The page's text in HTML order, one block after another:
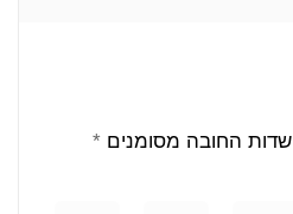
שדות החובה מסומנים *